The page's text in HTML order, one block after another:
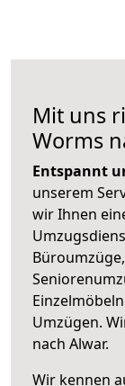
Mit uns
Worms
Entspannt
unserem
wir Ihnen
Umzügen.
nach Alwar.
Wir kennen